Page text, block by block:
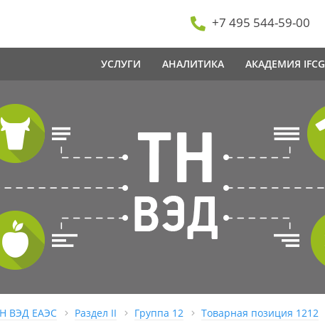
+7 495 544-59-00
УСЛУГИ АНАЛИТИКА АКАДЕМИЯ IFCG
ВЭД ЕАЭС Раздел II Группа 12 Товарная позиция 1212